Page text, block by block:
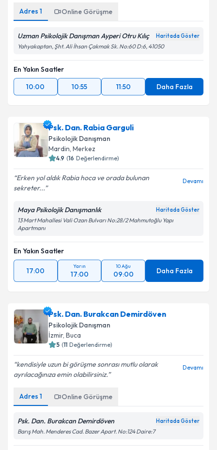
Adres 1 Online Görüşme
Uzman Psikolojik Danışman Ayperi Otru Kılıç Haritada Göster
Yahyakaptan, Şht. Ali İhsan Çakmak Sk. No:60 D:6, 41050
En Yakın Saatler
10:00
10:55 11:50 Daha Fazla
Psk. Dan. Rabia Garguli
Psikolojik Danışman
Mardin, Merkez
4.9 (16 Değerlendirme)
Erken yol aldık Rabia hoca ve orada bulunan
sekreter...
Devamı
Maya Psikolojik Danışmanlık Haritada Göster
13 Mart Mahallesi Vali Ozan Bulvarı No:28/2 Mahmutoğlu Yapı
Apartmanı
En Yakın Saatler
17:00
Yarın
17:00
10 Ağu
09:00 Daha Fazla
Psk. Dan. Burakcan Demirdöven
Psikolojik Danışman
İzmir, Buca
5 (11 Değerlendirme)
kendisiyle uzun bi görüşme sonrası mutlu olarak
ayrılacağınıza emin olabilirsiniz.
Devamı
Adres 1 Online Görüşme
Psk. Dan. Burakcan Demirdöven Haritada Göster
Barış Mah. Menderes Cad. Bazer Apart. No:124 Daire:7